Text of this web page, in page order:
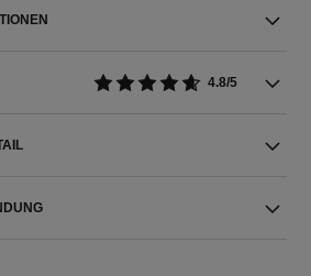
4.8/5